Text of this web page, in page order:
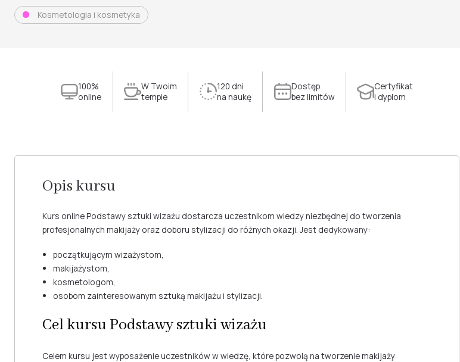
Kosmetologia i kosmetyka
100%
online
W Twoim
tempie
120 dni
na naukę
Dostęp
bez limitów
Certyfikat
i dyplom
Opis kursu
Kurs online Podstawy sztuki wizażu dostarcza uczestnikom wiedzy niezbędnej do tworzenia
profesjonalnych makijaży oraz doboru stylizacji do różnych okazji. Jest dedykowany:
początkującym wizażystom,
makijażystom,
kosmetologom,
osobom zainteresowanym sztuką makijażu i stylizacji.
Cel kursu Podstawy sztuki wizażu
Celem kursu jest wyposażenie uczestników w wiedzę, które pozwolą na tworzenie makijaży